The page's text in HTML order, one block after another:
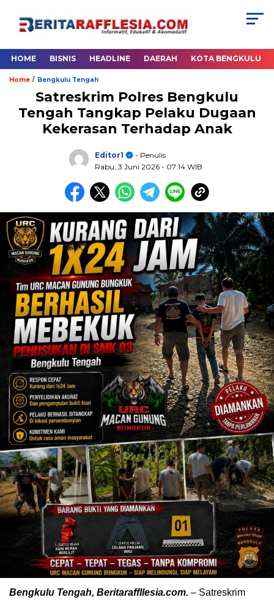
HOME BISNIS HEADLINE DAERAH KOTA BENGKULU
Home / Bengkulu Tengah
Satreskrim Polres Bengkulu
Tengah Tangkap Pelaku Dugaan
Kekerasan Terhadap Anak
Editor1
- Penulis
Rabu, 3 Juni 2026 - 07:14 WIB
Bengkulu Tengah, Beritaraffllesia.com. – Satreskrim